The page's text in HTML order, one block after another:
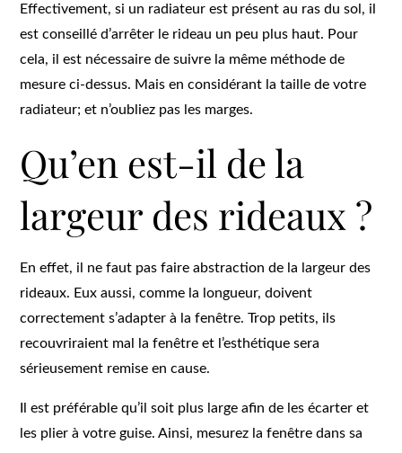
Effectivement, si un radiateur est présent au ras du sol, il
est conseillé d’arrêter le rideau un peu plus haut. Pour
cela, il est nécessaire de suivre la même méthode de
mesure ci-dessus. Mais en considérant la taille de votre
radiateur; et n’oubliez pas les marges.
Qu’en est-il de la
largeur des rideaux ?
En effet, il ne faut pas faire abstraction de la largeur des
rideaux. Eux aussi, comme la longueur, doivent
correctement s’adapter à la fenêtre. Trop petits, ils
recouvriraient mal la fenêtre et l’esthétique sera
sérieusement remise en cause.
Il est préférable qu’il soit plus large afin de les écarter et
les plier à votre guise. Ainsi, mesurez la fenêtre dans sa